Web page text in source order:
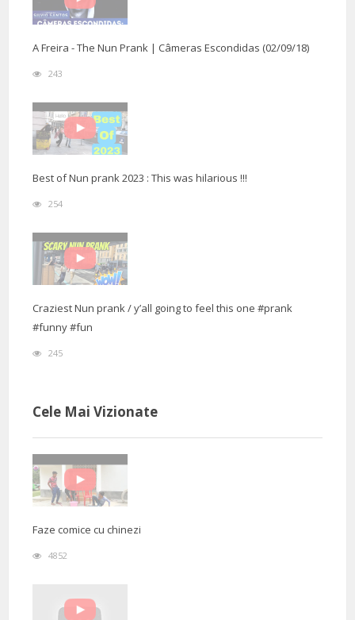
A Freira - The Nun Prank | Câmeras Escondidas (02/09/18)
243
Best of Nun prank 2023 : This was hilarious !!!
254
Craziest Nun prank / y’all going to feel this one #prank
#funny #fun
245
Cele Mai Vizionate
Faze comice cu chinezi
4852